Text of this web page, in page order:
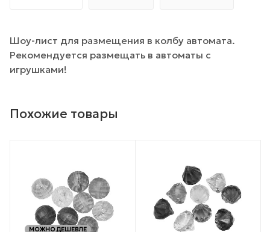
Шоу-лист для размещения в колбу автомата.
Рекомендуется размещать в автоматы с
игрушками!
Похожие товары
МОЖНО ДЕШЕВЛЕ